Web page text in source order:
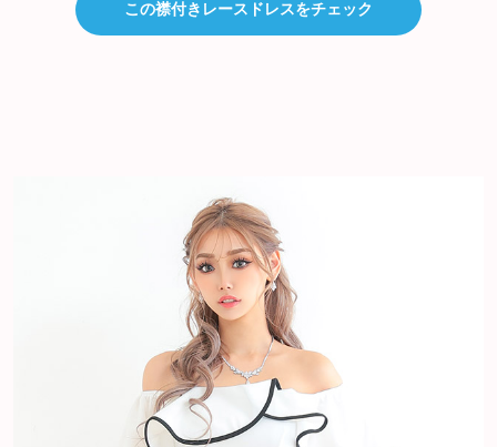
この襟付きレースドレスをチェック